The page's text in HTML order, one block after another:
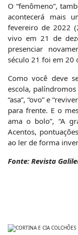
O “fenômeno”,
acontecerá mais
fevereiro de 2022
vivo em 21 de
presenciar
século 21 foi em 20
Como você deve
escola,
“asa”, “ovo” e
para frente. E o
ama o bolo”, “A
Acentos,
ao ler de forma
Fonte: Revista